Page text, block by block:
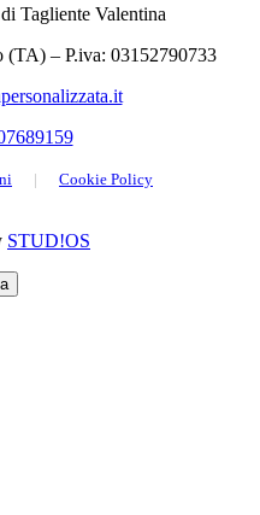
Tagliente Valentina
(TA) – P.iva: 03152790733
| Cookie Policy
STUD!OS